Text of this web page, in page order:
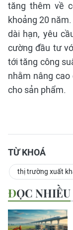
tăng thêm về
khoảng 20
dài hạn, yêu
cường đầu tư
tới tăng công
nhằm nâng
cho sản phẩm.
TỪ KHOÁ
thị trường xuất
ĐỌC NHIỀU